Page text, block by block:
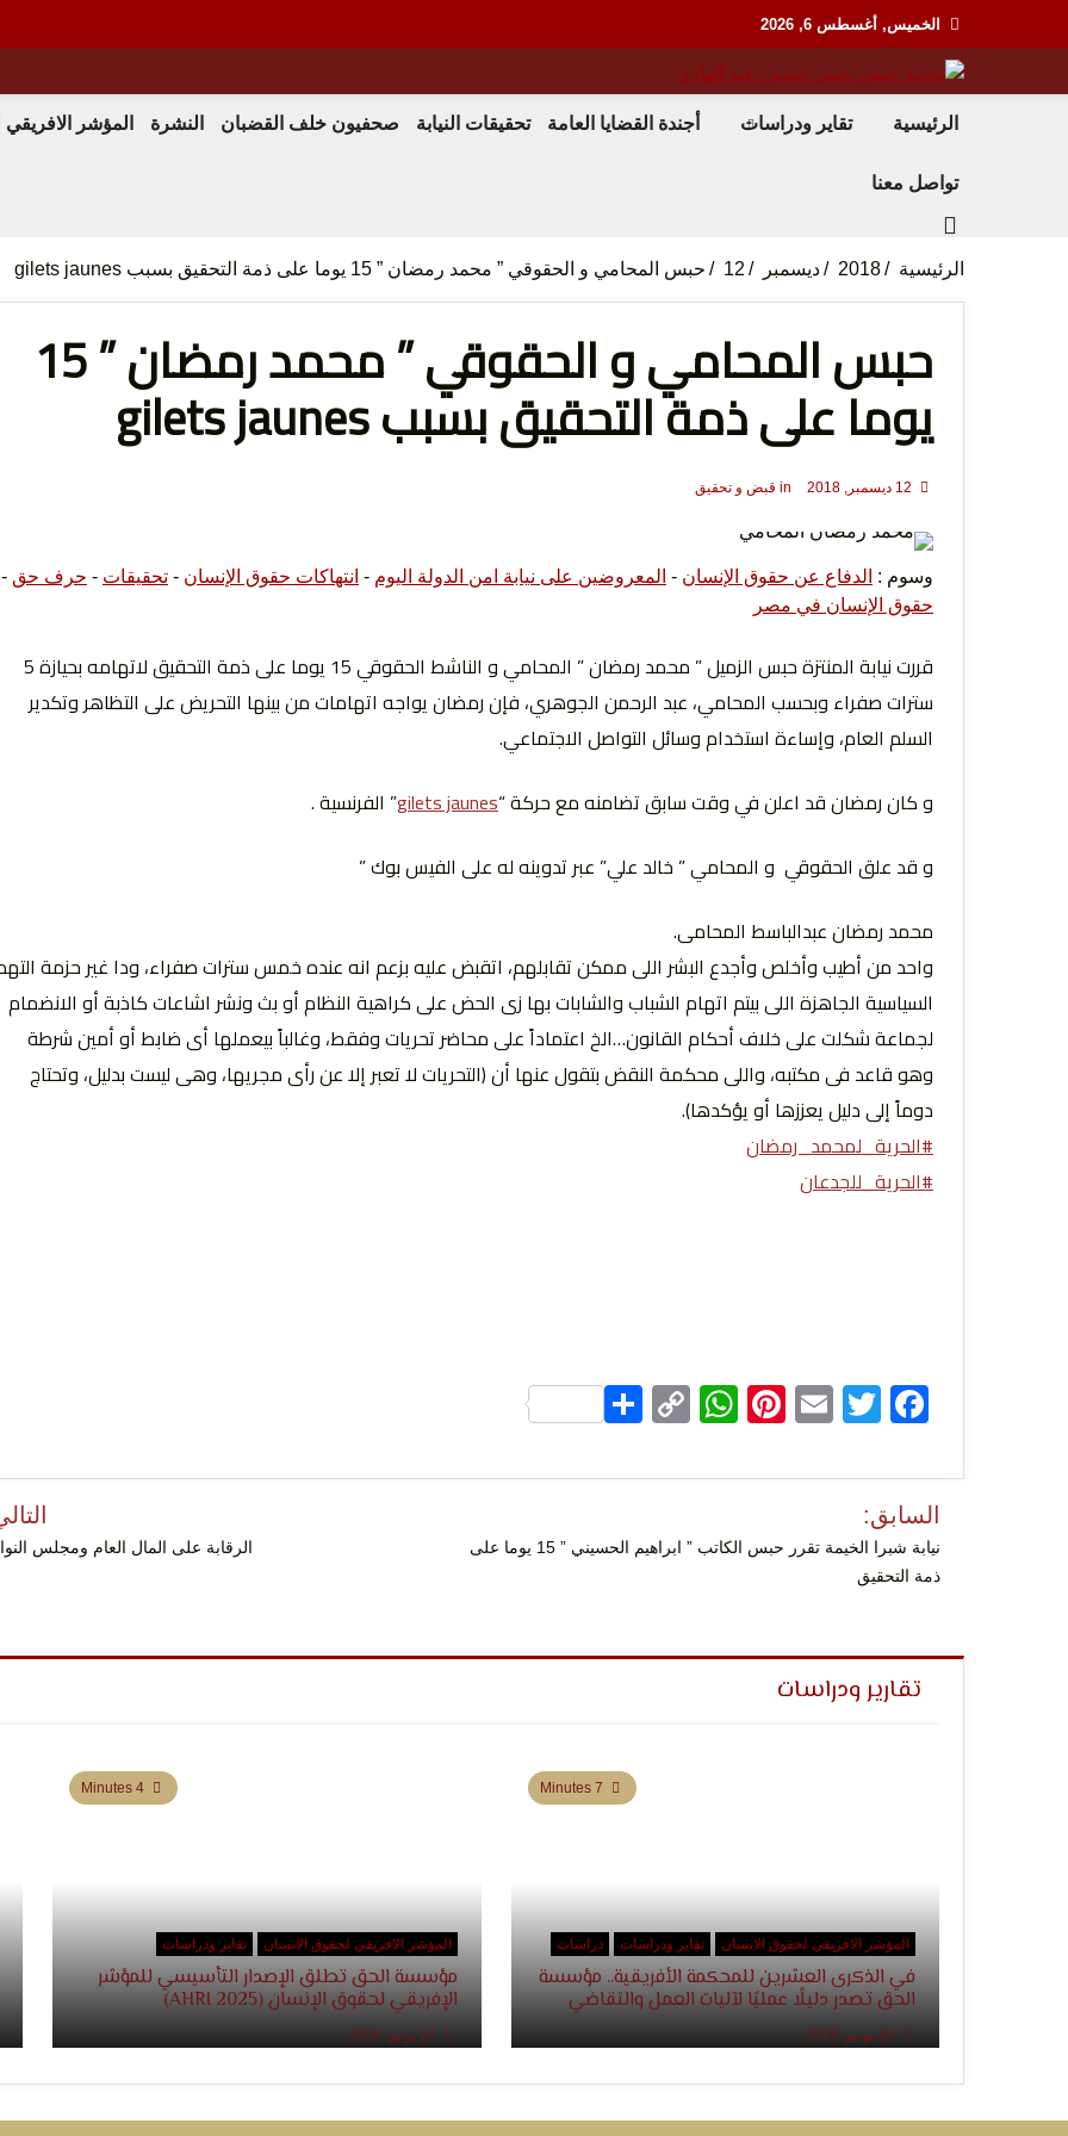
الخميس, أغسطس 6, 2026
مؤسسة
لحرية الرأي
التعبير
الإنسان
منظمة حقوقية مصرية تدافع عن حقوق الانسان
الرئيسية تقاير ودراسات أجندة القضايا العامة تحقيقات النيابة صحفيون خلف القضبان النشرة المؤشر
تواصل معنا
الرئيسية 2018 ديسمبر 12 حبس المحامي و الحقوقي ” محمد رمضان ” 15 يوما على ذمة التحقيق بسبب gilets jaunes
حبس المحامي و الحقوقي ” محمد رمضان ” 15
يوما على ذمة التحقيق بسبب gilets jaunes
in قبض و تحقيق
وسوم : الدفاع عن حقوق الإنسان - المعروضين على نيابة امن الدولة اليوم - انتهاكات حقوق الإنسان - تحقيقات - حرف حق -
حقوق الإنسان في مصر
قررت نيابة المنتزة حبس الزميل ” محمد رمضان ” المحامي و الناشط الحقوقي 15 يوما على ذمة التحقيق لاتهامه بحيازة 5
سترات صفراء وبحسب المحامي، عبد الرحمن الجوهري، فإن رمضان يواجه اتهامات من بينها التحريض على التظاهر وتكدير
السلم العام، وإساءة استخدام وسائل التواصل الاجتماعي.
و كان رمضان قد اعلن في وقت سابق تضامنه مع حركة “gilets jaunes” الفرنسية .
و قد علق الحقوقي و المحامي ” خالد علي” عبر تدوينه له على الفيس بوك ”
محمد رمضان عبدالباسط المحامی.
واحد من أطيب وأخلص وأجدع البشر اللى ممكن تقابلهم، اتقبض عليه بزعم انه عنده خمس سترات صفراء، ودا غير حزمة
السياسية الجاهزة اللى بيتم اتهام الشباب والشابات بها زى الحض على كراهية النظام أو بث ونشر اشاعات كاذبة أو الانضمام
لجماعة شكلت على خلاف أحكام القانون…الخ اعتماداً على محاضر تحريات وفقط، وغالباً بيعملها أى ضابط أو أمين شرطة
وهو قاعد فى مكتبه، واللى محكمة النقض بتقول عنها أن (التحريات لا تعبر إلا عن رأى مجريها، وهى ليست بدليل، وتحتاج
دوماً إلى دليل يعززها أو يؤكدها).
#الحرية_لمحمد_رمضان
#الحرية_للجدعان
Facebook
Twitter
Email
Pinterest
WhatsApp
Copy
Share
تصفّح
المقالات
السابق:
نيابة شبرا الخيمة تقرر حبس الكاتب ” ابراهيم الحسيني ” 15 يوما على
ذمة التحقيق
الرقابة على المال العام ومجلس
تقارير ودراسات
المؤشر الافريقي لحقوق الانسان تقاير ودراسات دراسات
في الذكرى العشرين للمحكمة الأفريقية.. مؤسسة
الحق تصدر دليلًا عمليًا لآليات العمل والتقاضي
المؤشر الافريقي لحقوق الانسان تقاير ودراسات
مؤسسة الحق تطلق الإصدار التأسيسي للمؤشر
الإفريقي لحقوق الإنسان (AHRI 2025)